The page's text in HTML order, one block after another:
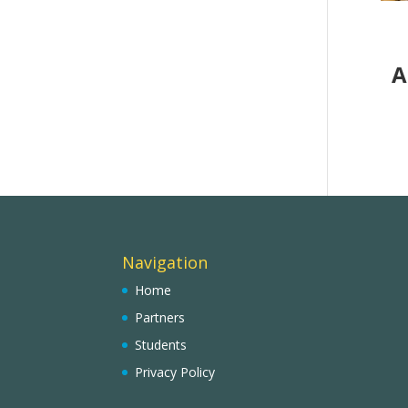
Navigation
Home
Partners
Students
Privacy Policy